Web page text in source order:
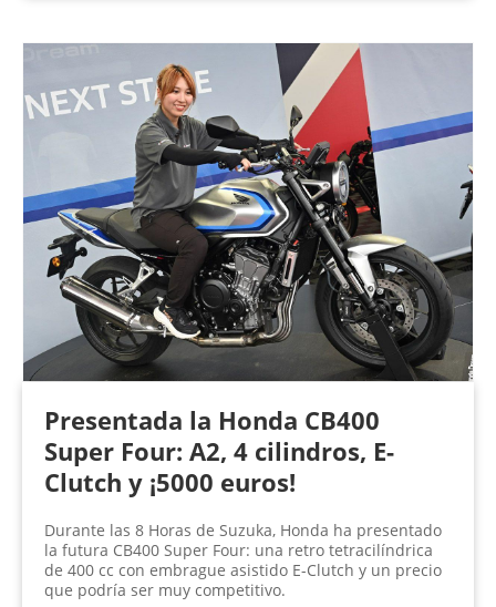
Presentada la Honda CB400
Super Four: A2, 4 cilindros, E-
Clutch y ¡5000 euros!
Durante las 8 Horas de Suzuka, Honda ha presentado
la futura CB400 Super Four: una retro tetracilíndrica
de 400 cc con embrague asistido E-Clutch y un precio
que podría ser muy competitivo.